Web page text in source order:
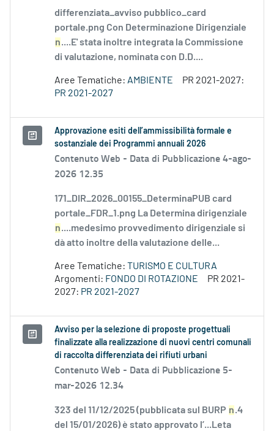
differenziata_avviso pubblico_card
portale.png Con Determinazione Dirigenziale
n....E' stata inoltre integrata la Commissione
di valutazione, nominata con D.D....
Aree Tematiche: AMBIENTE
PR 2021-2027:
PR 2021-2027
Approvazione esiti dell’ammissibilità formale e
sostanziale dei Programmi annuali 2026
Contenuto Web - Data di Pubblicazione 4-ago-
2026 12.35
171_DIR_2026_00155_DeterminaPUB card
portale_FDR_1.png La Determina dirigenziale
n....medesimo provvedimento dirigenziale si
dà atto inoltre della valutazione delle...
Aree Tematiche: TURISMO E CULTURA
Argomenti: FONDO DI ROTAZIONE
PR 2021-
2027: PR 2021-2027
Avviso per la selezione di proposte progettuali
finalizzate alla realizzazione di nuovi centri comunali
di raccolta differenziata dei rifiuti urbani
Contenuto Web - Data di Pubblicazione 5-
mar-2026 12.34
323 del 11/12/2025 (pubblicata sul BURP n.4
del 15/01/2026) è stato approvato l’...Leta